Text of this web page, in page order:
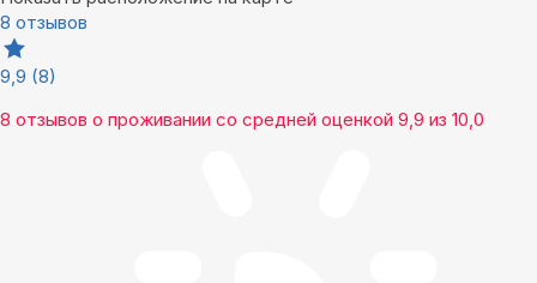
8 отзывов
9,9 (8)
8 отзывов о проживании со средней оценкой 9,9 из 10,0